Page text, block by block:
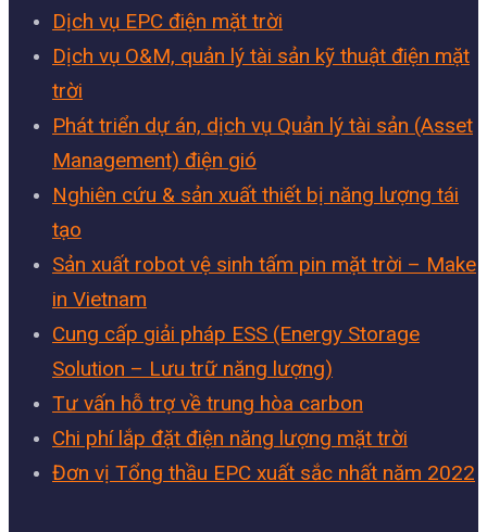
Dịch vụ EPC điện mặt trời
Dịch vụ O&M, quản lý tài sản kỹ thuật điện mặt
trời
Phát triển dự án, dịch vụ Quản lý tài sản (Asset
Management) điện gió
Nghiên cứu & sản xuất thiết bị năng lượng tái
tạo
Sản xuất robot vệ sinh tấm pin mặt trời – Make
in Vietnam
Cung cấp giải pháp ESS (Energy Storage
Solution – Lưu trữ năng lượng)
Tư vấn hỗ trợ về trung hòa carbon
Chi phí lắp đặt điện năng lượng mặt trời
Đơn vị Tổng thầu EPC xuất sắc nhất năm 2022